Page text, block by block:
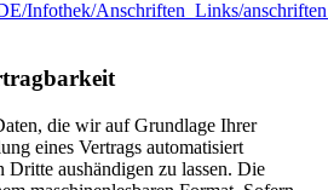
Infothek/Anschriften_Links/
die wir auf Grundlage Ihrer
eines Vertrags automatisiert
Dritte aushändigen zu lassen. Die